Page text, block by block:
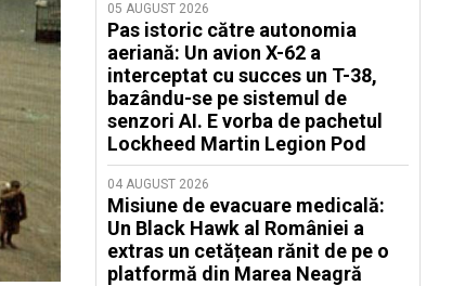
05 AUGUST 2026
Pas istoric către autonomia
aeriană: Un avion X-62 a
interceptat cu succes un T-38,
bazându-se pe sistemul de
senzori AI. E vorba de pachetul
Lockheed Martin Legion Pod
04 AUGUST 2026
Misiune de evacuare medicală:
Un Black Hawk al României a
extras un cetățean rănit de pe o
platformă din Marea Neagră